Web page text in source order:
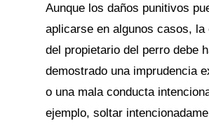
Aunque los daños punitivos
aplicarse en algunos casos, la
del propietario del perro debe
demostrado una imprudencia
o una mala conducta
ejemplo, soltar